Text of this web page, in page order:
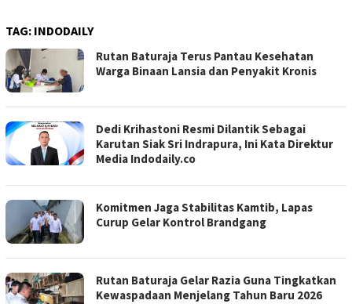
TAG: INDODAILY
Rutan Baturaja Terus Pantau Kesehatan
Warga Binaan Lansia dan Penyakit Kronis
Dedi Krihastoni Resmi Dilantik Sebagai
Karutan Siak Sri Indrapura, Ini Kata Direktur
Media Indodaily.co
Komitmen Jaga Stabilitas Kamtib, Lapas
Curup Gelar Kontrol Brandgang
Rutan Baturaja Gelar Razia Guna Tingkatkan
Kewaspadaan Menjelang Tahun Baru 2026